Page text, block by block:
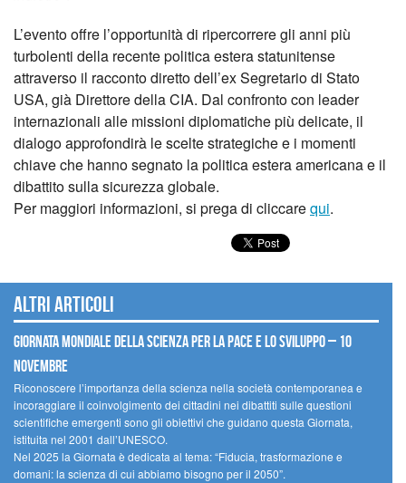
L’evento offre l’opportunità di ripercorrere gli anni più
turbolenti della recente politica estera statunitense
attraverso il racconto diretto dell’ex Segretario di Stato
USA, già Direttore della CIA. Dal confronto con leader
internazionali alle missioni diplomatiche più delicate, il
dialogo approfondirà le scelte strategiche e i momenti
chiave che hanno segnato la politica estera americana e il
dibattito sulla sicurezza globale.
Per maggiori informazioni, si prega di cliccarequi.
Altri articoli
Giornata mondiale della scienza per la pace e lo sviluppo – 10
novembre
Riconoscere l’importanza della scienza nella società contemporanea e
incoraggiare il coinvolgimento dei cittadini nei dibattiti sulle questioni
scientifiche emergenti sono gli obiettivi che guidano questa Giornata,
istituita nel 2001 dall’UNESCO.
Nel 2025 la Giornata è dedicata al tema: “Fiducia, trasformazione e
domani: la scienza di cui abbiamo bisogno per il 2050”.